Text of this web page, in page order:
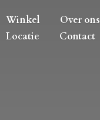
Winkel
Over ons
Locatie
Contact